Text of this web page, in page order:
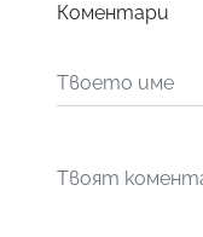
Коментари